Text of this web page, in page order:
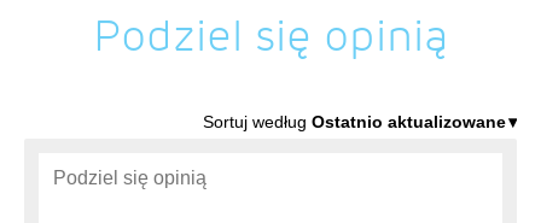
Podziel się opinią